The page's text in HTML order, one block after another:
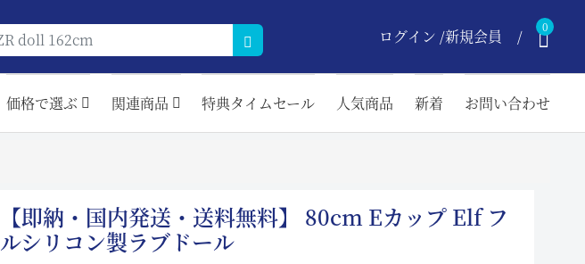
ログイン /新規会員 0
価格で選ぶ 関連商品 特典タイムセール 人気商品 新着 お問い合わせ
【即納・国内発送・送料無料】 80cm Eカップ Elf フ
ルシリコン製ラブドール